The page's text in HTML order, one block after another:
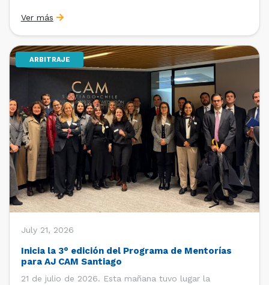
«Santiago Very Young Arbitration Practitioners»
(SVYAP), iniciativa que reúne a jóvenes profesionales
interesados en el arbitraje doméstico e internacional,
[…]
Ver más
ARBITRAJE
July 21, 2026
Inicia la 3° edición del Programa de Mentorías
para AJ CAM Santiago
21 de julio de 2026. Esta mañana tuvo lugar la